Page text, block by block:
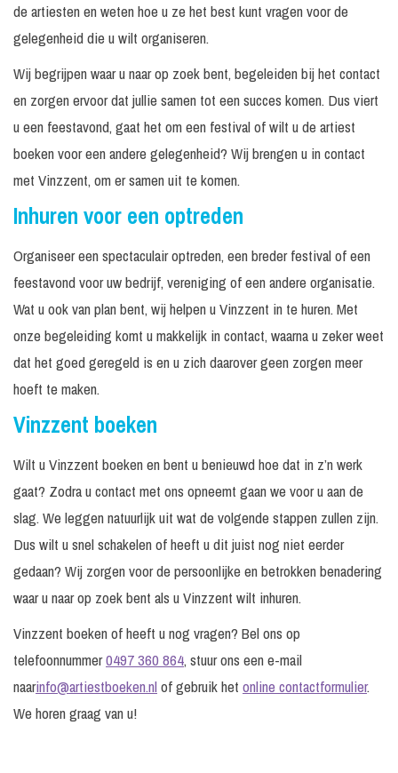
de artiesten en weten hoe u ze het best kunt vragen voor de
gelegenheid die u wilt organiseren.
Wij begrijpen waar u naar op zoek bent, begeleiden bij het contact
en zorgen ervoor dat jullie samen tot een succes komen. Dus viert
u een feestavond, gaat het om een festival of wilt u de artiest
boeken voor een andere gelegenheid? Wij brengen u in contact
met Vinzzent, om er samen uit te komen.
Inhuren voor een optreden
Organiseer een spectaculair optreden, een breder festival of een
feestavond voor uw bedrijf, vereniging of een andere organisatie.
Wat u ook van plan bent, wij helpen u Vinzzent in te huren. Met
onze begeleiding komt u makkelijk in contact, waarna u zeker weet
dat het goed geregeld is en u zich daarover geen zorgen meer
hoeft te maken.
Vinzzent boeken
Wilt u Vinzzent boeken en bent u benieuwd hoe dat in z’n werk
gaat? Zodra u contact met ons opneemt gaan we voor u aan de
slag. We leggen natuurlijk uit wat de volgende stappen zullen zijn.
Dus wilt u snel schakelen of heeft u dit juist nog niet eerder
gedaan? Wij zorgen voor de persoonlijke en betrokken benadering
waar u naar op zoek bent als u Vinzzent wilt inhuren.
Vinzzent boeken of heeft u nog vragen? Bel ons op
telefoonnummer0497 360 864, stuur ons een e-mail
naarinfo@artiestboeken.nlof gebruik het online contactformulier.
We horen graag van u!